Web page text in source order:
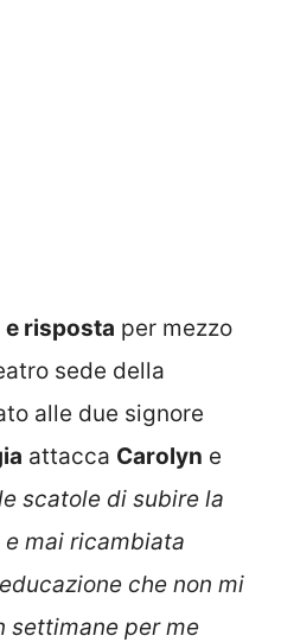
e risposta per mezzo
sede della
alle due signore
attacca Carolyn e
scatole di subire la
mai ricambiata
che non mi
settimane per me